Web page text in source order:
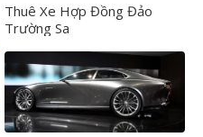
Thuê Xe Hợp Đồng Đảo
Trường Sa